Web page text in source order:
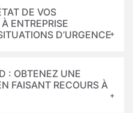
DE VOS
ENTREPRISE
D’URGENCE
: OBTENEZ UNE
FAISANT RECOURS À